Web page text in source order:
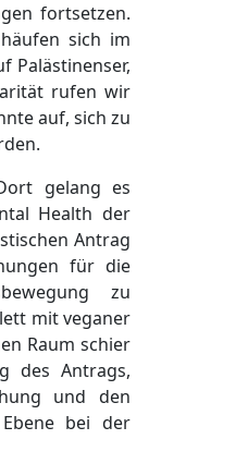
fortsetzen.
sich im
Palästinenser,
rufen wir
auf, sich zu
gelang es
Health der
Antrag
für die
zu
mit veganer
Raum schier
des Antrags,
und den
bei der